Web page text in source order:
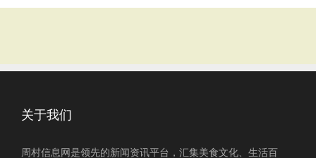
关于我们
周村信息网是领先的新闻资讯平台，汇集美食文化、生活百